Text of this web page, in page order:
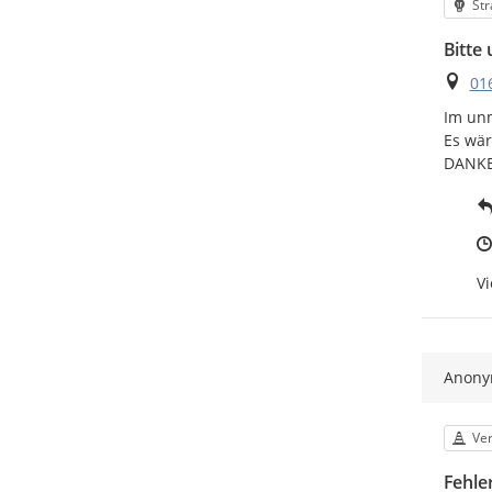
Bitte
Ort
Im
Es